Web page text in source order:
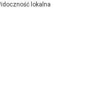
lokalna